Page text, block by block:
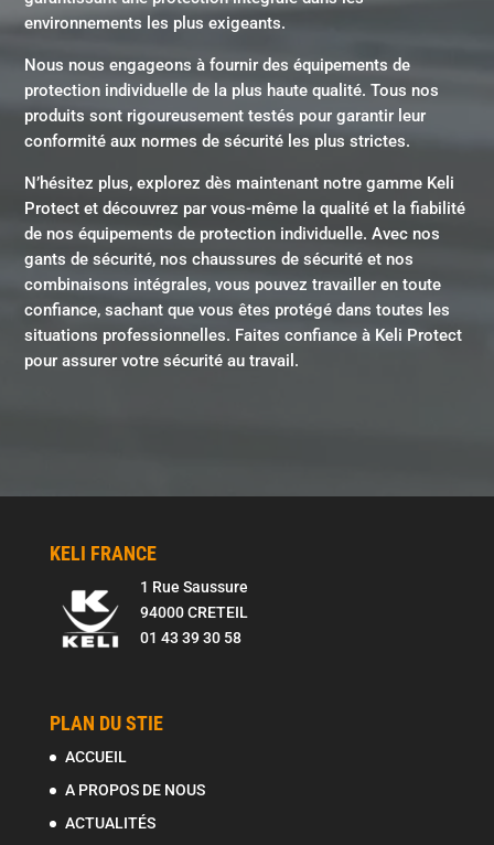
environnements les plus exigeants.
Nous nous engageons à fournir des équipements de
protection individuelle de la plus haute qualité. Tous nos
produits sont rigoureusement testés pour garantir leur
conformité aux normes de sécurité les plus strictes.
N’hésitez plus, explorez dès maintenant notre gamme Keli
Protect et découvrez par vous-même la qualité et la fiabilité
de nos équipements de protection individuelle. Avec nos
gants de sécurité, nos chaussures de sécurité et nos
combinaisons intégrales, vous pouvez travailler en toute
confiance, sachant que vous êtes protégé dans toutes les
situations professionnelles. Faites confiance à Keli Protect
pour assurer votre sécurité au travail.
KELI FRANCE
1 Rue Saussure
94000 CRETEIL
01 43 39 30 58
PLAN DU STIE
ACCUEIL
A PROPOS DE NOUS
ACTUALITÉS